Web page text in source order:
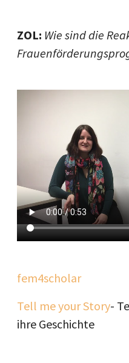
ZOL: Wie sind die
fem4scholar
Tell me your Story-
ihre Geschichte